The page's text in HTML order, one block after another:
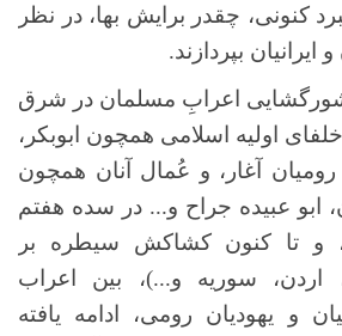
کنونی، چقدر برایش بها، در نظر
ایرانیان بپردازند.
اعرابِ مسلمان در شرق
اولیه اسلامی همچون ابوبکر،
آغار، و عُمال آنان همچون
ابو عبیده جراح و... در سده هفتم
و تا کنون کشاکش سیطره بر
سوریه و...)، بین اعراب
و یهودیان رومی، ادامه یافته